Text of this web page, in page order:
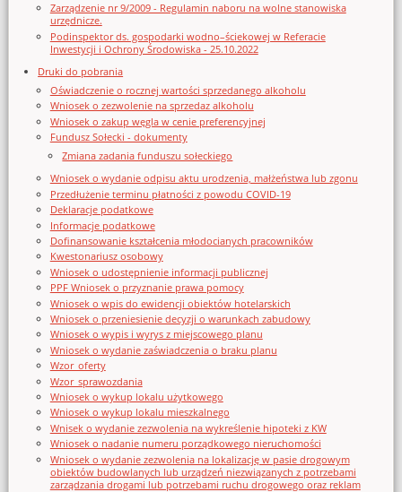
Zarządzenie nr 9/2009 - Regulamin naboru na wolne stanowiska
urzędnicze.
Podinspektor ds. gospodarki wodno–ściekowej w Referacie
Inwestycji i Ochrony Środowiska - 25.10.2022
Druki do pobrania
Oświadczenie o rocznej wartości sprzedanego alkoholu
Wniosek o zezwolenie na sprzedaz alkoholu
Wniosek o zakup węgla w cenie preferencyjnej
Fundusz Sołecki - dokumenty
Zmiana zadania funduszu sołeckiego
Wniosek o wydanie odpisu aktu urodzenia, małżeństwa lub zgonu
Przedłużenie terminu płatności z powodu COVID-19
Deklaracje podatkowe
Informacje podatkowe
Dofinansowanie kształcenia młodocianych pracowników
Kwestonariusz osobowy
Wniosek o udostępnienie informacji publicznej
PPF Wniosek o przyznanie prawa pomocy
Wniosek o wpis do ewidencji obiektów hotelarskich
Wniosek o przeniesienie decyzji o warunkach zabudowy
Wniosek o wypis i wyrys z miejscowego planu
Wniosek o wydanie zaświadczenia o braku planu
Wzor_oferty
Wzor_sprawozdania
Wniosek o wykup lokalu użytkowego
Wniosek o wykup lokalu mieszkalnego
Wnisek o wydanie zezwolenia na wykreślenie hipoteki z KW
Wniosek o nadanie numeru porządkowego nieruchomości
Wniosek o wydanie zezwolenia na lokalizację w pasie drogowym
obiektów budowlanych lub urządzeń niezwiązanych z potrzebami
zarządzania drogami lub potrzebami ruchu drogowego oraz reklam